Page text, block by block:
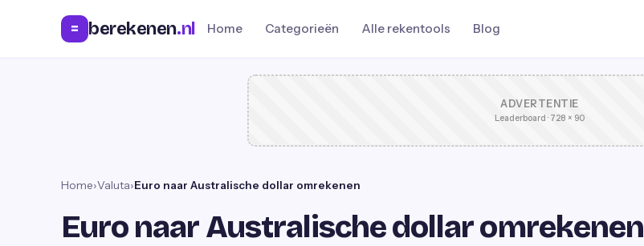
= berekenen.nl Home Categorieën Alle rekentools Blog
ADVERTENTIE
Leaderboard · 728 × 90
Home›Valuta›Euro naar Australische dollar omrekenen
Euro naar Australische dollar omrekenen